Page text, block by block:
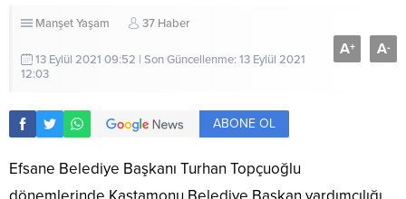
ManşetYaşam 37 Haber
13 Eylül 2021 09:52 | Son Güncellenme: 13 Eylül 2021
12:03
A+ A-
ABONE OL
Efsane Belediye Başkanı Turhan Topçuoğlu